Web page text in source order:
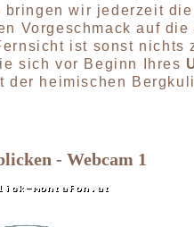
wir jederzeit
Vorgeschmack auf
ist sonst nichts
sich vor Beginn Ihres
der heimischen
- Webcam 1